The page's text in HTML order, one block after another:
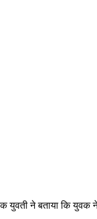
युवती ने बताया कि युवक